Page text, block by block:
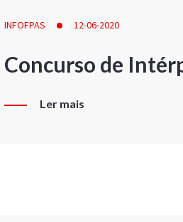
INFOFPAS 12-06-2020
Concurso de
Ler mais